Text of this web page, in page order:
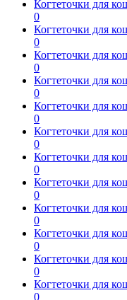
Когтеточки для
0
Когтеточки для
0
Когтеточки для
0
Когтеточки для
0
Когтеточки для
0
Когтеточки для
0
Когтеточки для
0
Когтеточки для
0
Когтеточки для
0
Когтеточки для
0
Когтеточки для
0
Когтеточки для
0